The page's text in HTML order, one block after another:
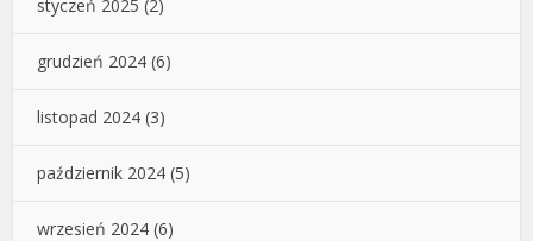
styczeń 2025 (2)
grudzień 2024 (6)
listopad 2024 (3)
październik 2024 (5)
wrzesień 2024 (6)